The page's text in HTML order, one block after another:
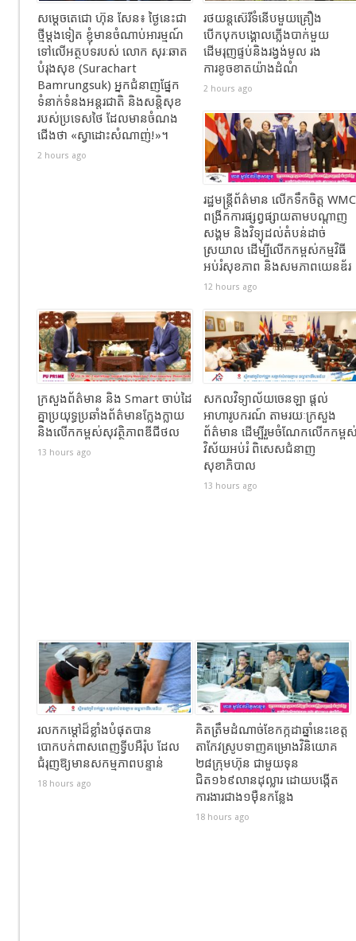
សម្តេចតេជោ ហ៊ុន សែន៖ ថ្ងៃនេះជា
ថ្មីម្តងទៀត ខ្ញុំមានចំណាប់អារម្មណ៍
ទៅលើអត្ថបទរបស់ លោក សុរៈឆាត
បំរុងសុខ (Surachart
Bamrungsuk) អ្នកជំនាញផ្នែក
ទំនាក់ទំនងអន្តរជាតិ និងសន្តិសុខ
របស់ប្រទេសថៃ ដែលមានចំណង
ជើង​ថា «ស្វាដោះសំណាញ់!»។
2 hours ago
រថយន្តស៊េរីទំនើបមួយគ្រឿង
បើកបុកបង្គោលភ្លើងបាក់មួយ
ដើមរុញផ្ទប់និងរង្វង់មូល​ រង
ការខូចខាតយ៉ាងដំណំ
2 hours ago
រដ្ឋមន្ត្រីព័ត៌មាន លើកទឹកចិត្ត WMC
ពង្រីកការផ្សព្វផ្សាយតាមបណ្តាញ
សង្គម និងវិទ្យុដល់តំបន់ដាច់
ស្រយាល ដើម្បីលើកកម្ពស់កម្មវិធី
អប់រំសុខភាព និងសមភាពយេនឌ័រ
12 hours ago
ក្រសួងព័ត៌មាន និង Smart ចាប់ដៃ
គ្នាប្រយុទ្ធប្រឆាំងព័ត៌មានក្លែងក្លាយ
និងលើកកម្ពស់សុវត្ថិភាពឌីជីថល
13 hours ago
សកលវិទ្យាល័យចេនឡា ផ្តល់
អាហារូបករណ៍ តាមរយៈក្រសួង
ព័ត៌មាន ដើម្បីរួមចំណែកលើកកម្ព
វិស័យអប់រំ ពិសេសជំនាញ
សុខាភិបាល
13 hours ago
រលកកម្ដៅដ៏ខ្លាំងបំផុតបាន
បោកបក់ពាសពេញទ្វីបអឺរ៉ុប ដែល
ជំរុញឱ្យមានសកម្មភាពបន្ទាន់
18 hours ago
គិតត្រឹមដំណាច់ខែកក្កដាឆ្នាំនេះខេត្ត
តាកែវស្រូបទាញគម្រោងវិនិយោគ
២៨ក្រុមហ៊ុន ជាមួយទុន
ជិត១៦៩លានដុល្លារ ដោយបង្កើត
ការងារជាង១ម៉ឺនកន្លែង
18 hours ago